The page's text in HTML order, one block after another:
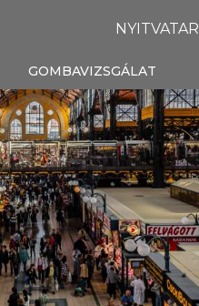
GOMBAVIZSGÁLAT